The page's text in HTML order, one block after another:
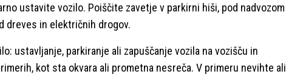
ustavite vozilo. Poiščite zavetje v parkirni hiši, pod nadvozom
dreves in električnih drogov.
ustavljanje, parkiranje ali zapuščanje vozila na vozišču in
kot sta okvara ali prometna nesreča. V primeru nevihte ali